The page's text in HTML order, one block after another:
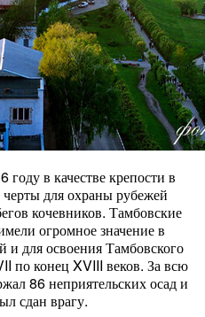
в качестве крепости в
для охраны рубежей
кочевников. Тамбовские
огромное значение в
и для освоения Тамбовского
по конец XVIII веков. За всю
86 неприятельских осад и
сдан врагу.